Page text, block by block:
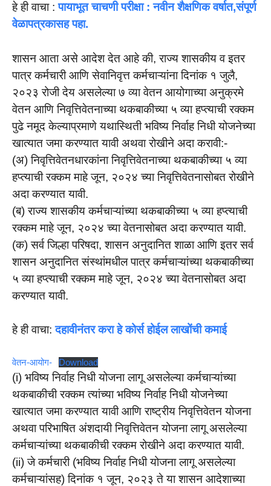
हे ही वाचा : पायाभूत चाचणी परीक्षा : नवीन शैक्षणिक वर्षात,संपूर्ण
वेळापत्रकासह पहा.
शासन आता असे आदेश देत आहे की, राज्य शासकीय व इतर
पात्र कर्मचारी आणि सेवानिवृत्त कर्मचाऱ्यांना दिनांक १ जुलै,
२०२३ रोजी देय असलेल्या ७ व्या वेतन आयोगाच्या अनुक्रमे
वेतन आणि निवृत्तिवेतनाच्या थकबाकीच्या ५ व्या हप्त्याची रक्कम
पुढे नमूद केल्याप्रमाणे यथास्थिती भविष्य निर्वाह निधी योजनेच्या
खात्यात जमा करण्यात यावी अथवा रोखीने अदा करावी:-
(अ) निवृत्तिवेतनधारकांना निवृत्तिवेतनाच्या थकबाकीच्या ५ व्या
हप्त्याची रक्कम माहे जून, २०२४ च्या निवृत्तिवेतनासोबत रोखीने
अदा करण्यात यावी.
(ब) राज्य शासकीय कर्मचाऱ्यांच्या थकबाकीच्या ५ व्या हप्त्याची
रक्कम माहे जून, २०२४ च्या वेतनासोबत अदा करण्यात यावी.
(क) सर्व जिल्हा परिषदा, शासन अनुदानित शाळा आणि इतर सर्व
शासन अनुदानित संस्थांमधील पात्र कर्मचाऱ्यांच्या थकबाकीच्या
५ व्या हप्त्याची रक्कम माहे जून, २०२४ च्या वेतनासोबत अदा
करण्यात यावी.
हे ही वाचा:दहावीनंतर करा हे कोर्स होईल लाखोंची कमाई
वेतन-आयोग- Download
(i) भविष्य निर्वाह निधी योजना लागू असलेल्या कर्मचाऱ्यांच्या
थकबाकीची रक्कम त्यांच्या भविष्य निर्वाह निधी योजनेच्या
खात्यात जमा करण्यात यावी आणि राष्ट्रीय निवृत्तिवेतन योजना
अथवा परिभाषित अंशदायी निवृत्तिवेतन योजना लागू असलेल्या
कर्मचाऱ्यांच्या थकबाकीची रक्कम रोखीने अदा करण्यात यावी.
(ii) जे कर्मचारी (भविष्य निर्वाह निधी योजना लागू असलेल्या
कर्मचाऱ्यांसह) दिनांक १ जून, २०२३ ते या शासन आदेशाच्या